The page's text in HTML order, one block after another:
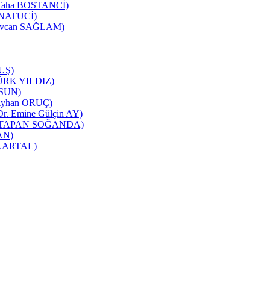
BOSTANCİ)
SAĞLAM)
YILDIZ)
ORUÇ)
Emine Gülçin AY)
TAPAN SOĞANDA)